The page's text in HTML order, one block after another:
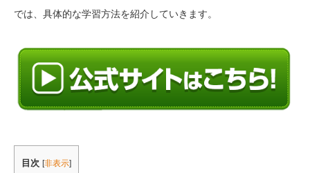
では、具体的な学習方法を紹介していきます。
目次 [非表示]